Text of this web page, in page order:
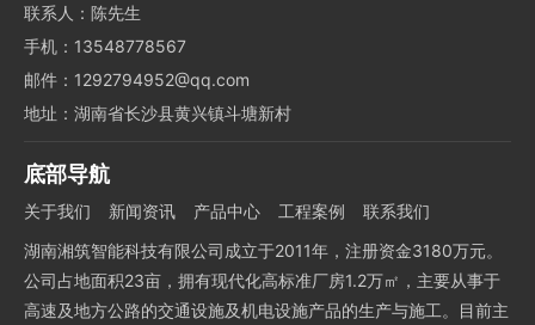
联系人：陈先生
手机：13548778567
邮件：1292794952@qq.com
地址：湖南省长沙县黄兴镇斗塘新村
底部导航
关于我们 新闻资讯 产品中心 工程案例
联系我们
湖南湘筑智能科技有限公司成立于2011年，注册资金3180万元。
公司占地面积23亩，拥有现代化高标准厂房1.2万㎡，主要从事于
高速及地方公路的交通设施及机电设施产品的生产与施工。目前主